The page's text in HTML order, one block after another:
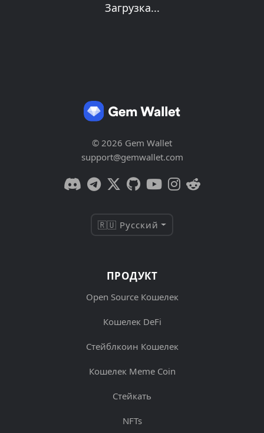
Загрузка...
© 2026 Gem Wallet
support@gemwallet.com
🇷🇺 Русский
ПРОДУКТ
Open Source Кошелек
Кошелек DeFi
Стейблкоин Кошелек
Кошелек Meme Coin
Стейкать
NFTs